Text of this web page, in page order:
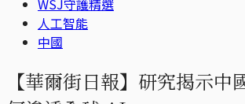
WSJ守護精選
人工智能
中國
【華爾街日報】研究揭示中